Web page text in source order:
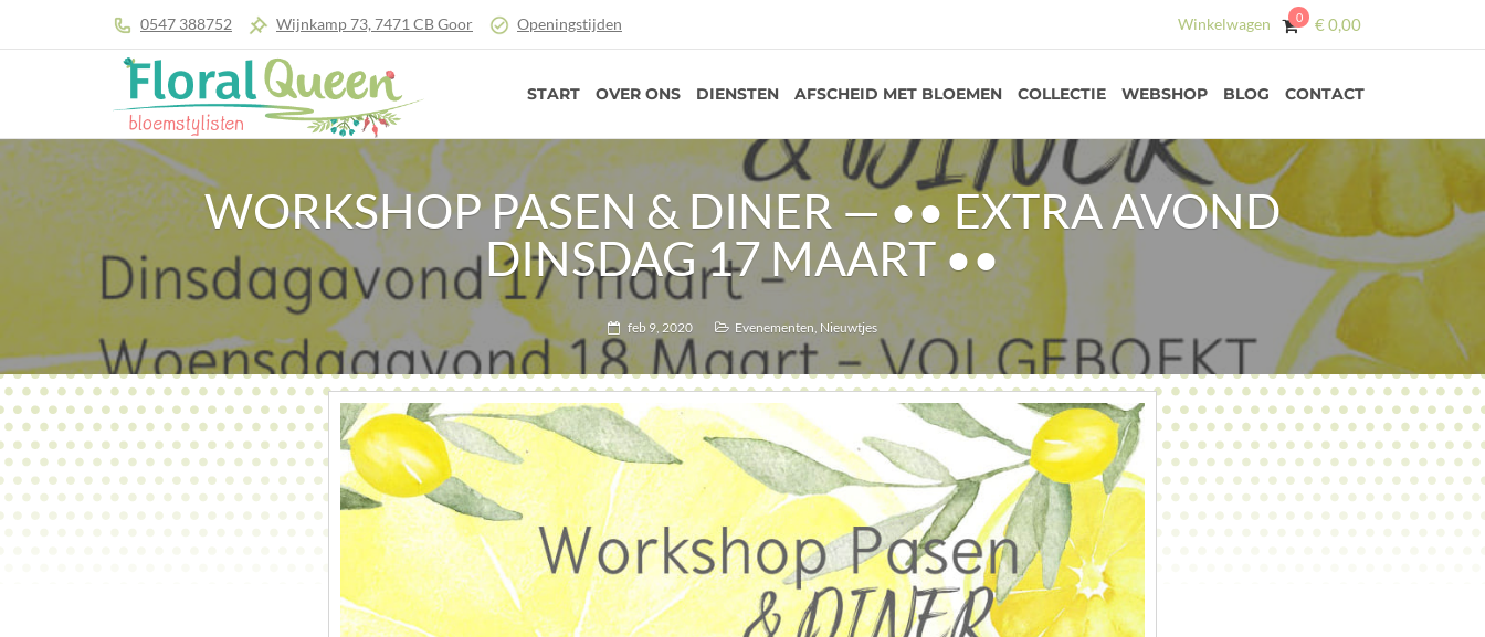
0547 388752 Wijnkamp 73, 7471 CB Goor Openingstijden Winkelwagen 0 €0,00
START OVER ONS DIENSTEN AFSCHEID MET BLOEMEN COLLECTIE WEBSHOP BLOG CONTACT
WORKSHOP PASEN & DINER — •• EXTRA AVOND
DINSDAG 17 MAART ••
feb 9, 2020 Evenementen, Nieuwtjes